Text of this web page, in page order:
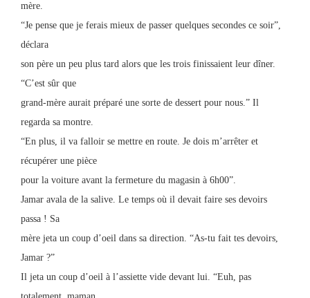
mère.
“Je pense que je ferais mieux de passer quelques secondes ce soir”,
déclara
son père un peu plus tard alors que les trois finissaient leur dîner.
“C’est sûr que
grand-mère aurait préparé une sorte de dessert pour nous.” Il
regarda sa montre.
“En plus, il va falloir se mettre en route. Je dois m’arrêter et
récupérer une pièce
pour la voiture avant la fermeture du magasin à 6h00”.
Jamar avala de la salive. Le temps où il devait faire ses devoirs
passa ! Sa
mère jeta un coup d’oeil dans sa direction. “As-tu fait tes devoirs,
Jamar ?”
Il jeta un coup d’oeil à l’assiette vide devant lui. “Euh, pas